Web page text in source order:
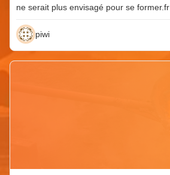
ne serait plus envisagé pour se former.fr
piwi